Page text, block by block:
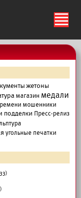
ś
жетоны
магазин медали
мошенники
подделки Пресс-релиз
угольные печатки